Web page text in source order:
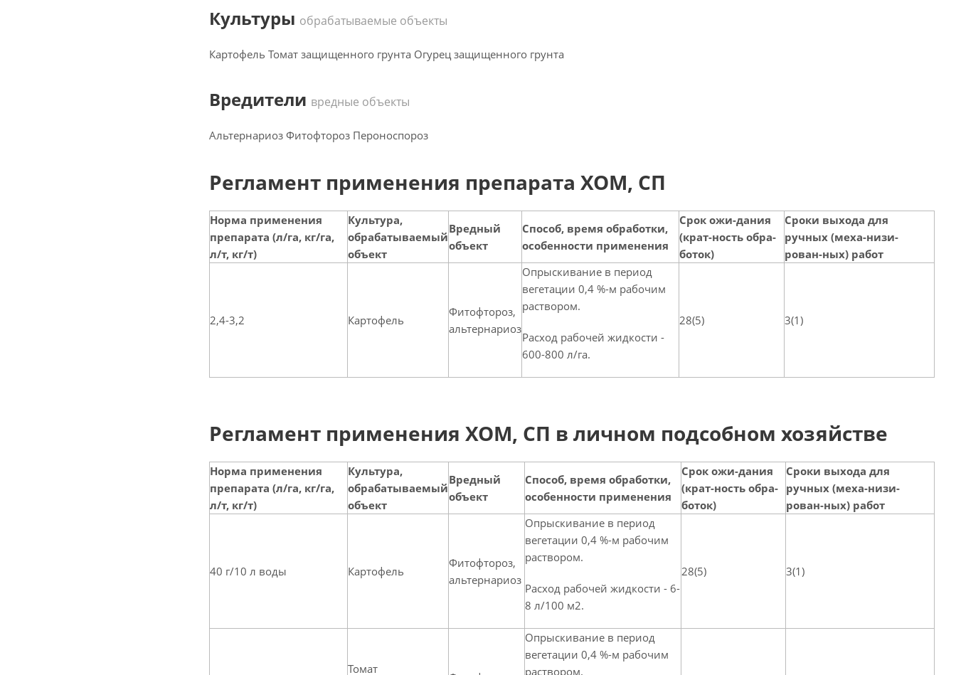
Культуры обрабатываемые объекты
Картофель Томат защищенного грунта Огурец защищенного грунта
Вредители вредные объекты
Альтернариоз Фитофтороз Пероноспороз
Регламент применения препарата ХОМ, СП
Норма применения
препарата (л/га, кг/га,
л/т, кг/т)
Культура,
обрабатываемый
объект
Вредный
объект
Способ, время обработки,
особенности применения
Срок ожи-дания
(крат-ность обра-
боток)
Сроки выхода для
ручных (меха-низи-
рован-ных) работ
2,4-3,2 Картофель
Фитофтороз,
альтернариоз
Опрыскивание в период
вегетации 0,4 %-м рабочим
раствором.
Расход рабочей жидкости -
600-800 л/га.
28(5) 3(1)
Регламент применения ХОМ, СП в личном подсобном хозяйстве
Норма применения
препарата (л/га, кг/га,
л/т, кг/т)
Культура,
обрабатываемый
объект
Вредный
объект
Способ, время обработки,
особенности применения
Срок ожи-дания
(крат-ность обра-
боток)
Сроки выхода для
ручных (меха-низи-
рован-ных) работ
40 г/10 л воды Картофель
Фитофтороз,
альтернариоз
Опрыскивание в период
вегетации 0,4 %-м рабочим
раствором.
Расход рабочей жидкости - 6-
8 л/100 м2.
28(5) 3(1)
Томат
Опрыскивание в период
вегетации 0,4 %-м рабочим
раствором.